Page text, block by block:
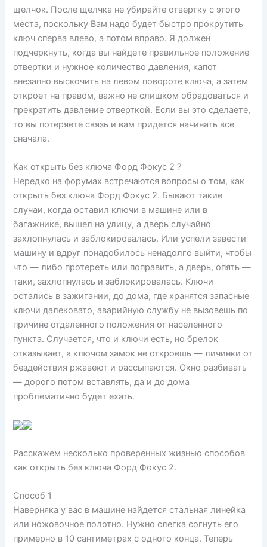
щелчок. После щелчка не убирайте отвертку с этого
места, поскольку Вам надо будет быстро прокрутить
ключ сперва влево, а потом вправо. Я должен
подчеркнуть, когда вы найдете правильное положение
отвертки и нужное количество давления, капот
внезапно выскочить на левом повороте ключа, а затем
откроет на правом, важно не слишком обрадоваться и
прекратить давление отверткой. Если вы это сделаете,
то вы потеряете связь и вам придется начинать все
сначала.
Как открыть без ключа Форд Фокус 2 ?
Нередко на форумах встречаются вопросы о том, как
открыть без ключа Форд Фокус 2. Бывают такие
случаи, когда оставил ключи в машине или в
багажнике, вышел на улицу, а дверь случайно
захлопнулась и заблокировалась. Или успели завести
машину и вдруг понадобилось ненадолго выйти, чтобы
что — либо протереть или поправить, а дверь, опять —
таки, захлопнулась и заблокировалась. Ключи
остались в зажигании, до дома, где хранятся запасные
ключи далековато, аварийную службу не вызовешь по
причине отдаленного положения от населенного
пункта. Случается, что и ключи есть, но брелок
отказывает, а ключом замок не откроешь — личинки от
бездействия ржавеют и рассыпаются. Окно разбивать
— дорого потом вставлять, да и до дома
проблематично будет ехать.
Расскажем несколько проверенных жизнью способов
как открыть без ключа Форд Фокус 2.
Способ 1
Наверняка у вас в машине найдется стальная линейка
или ножовочное полотно. Нужно слегка согнуть его
примерно в 10 сантиметрах с одного конца. Теперь